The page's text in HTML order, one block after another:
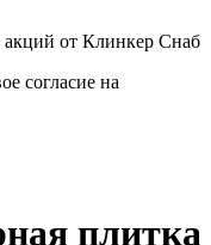
от Клинкер Снаб
согласие на
плитка